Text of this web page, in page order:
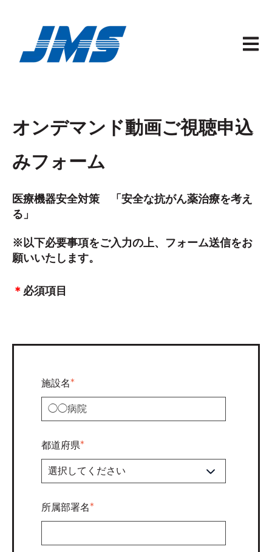
メイ
オンデマンド動画ご視聴申込
みフォーム
医療機器安全対策 「安全な抗がん薬治療を考え
る」
※以下必要事項をご入力の上、フォーム送信をお
願いいたします。
＊ 必須項目
施設名*
都道府県*
所属部署名*